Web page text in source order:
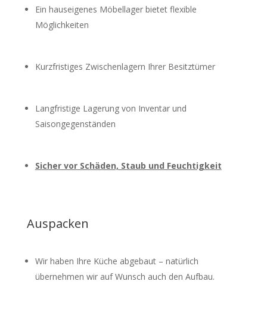
Ein hauseigenes Möbellager bietet flexible
Möglichkeiten
Kurzfristiges Zwischenlagern Ihrer Besitztümer
Langfristige Lagerung von Inventar und
Saisongegenständen
Sicher vor Schäden, Staub und Feuchtigkeit
Auspacken
Wir haben Ihre Küche abgebaut – natürlich
übernehmen wir auf Wunsch auch den Aufbau.